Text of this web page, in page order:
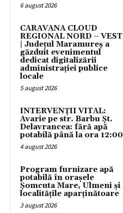
6 august 2026
CARAVANA CLOUD
REGIONAL NORD – VEST
| Județul Maramureș a
găzduit evenimentul
dedicat digitalizării
administrației publice
locale
5 august 2026
INTERVENȚII VITAL:
Avarie pe str. Barbu Șt.
Delavrancea: fără apă
potabilă până la ora 12:00
4 august 2026
Program furnizare apă
potabilă în orașele
Șomcuta Mare, Ulmeni și
localitățile aparținătoare
3 august 2026